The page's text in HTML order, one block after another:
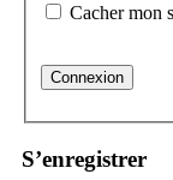
Cacher mon
S’enregistrer